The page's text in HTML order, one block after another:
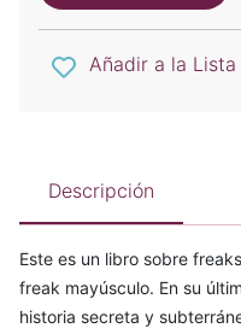
Añadir a la
Descripción
Este es un libro sobre
freak mayúsculo. En su
historia secreta y